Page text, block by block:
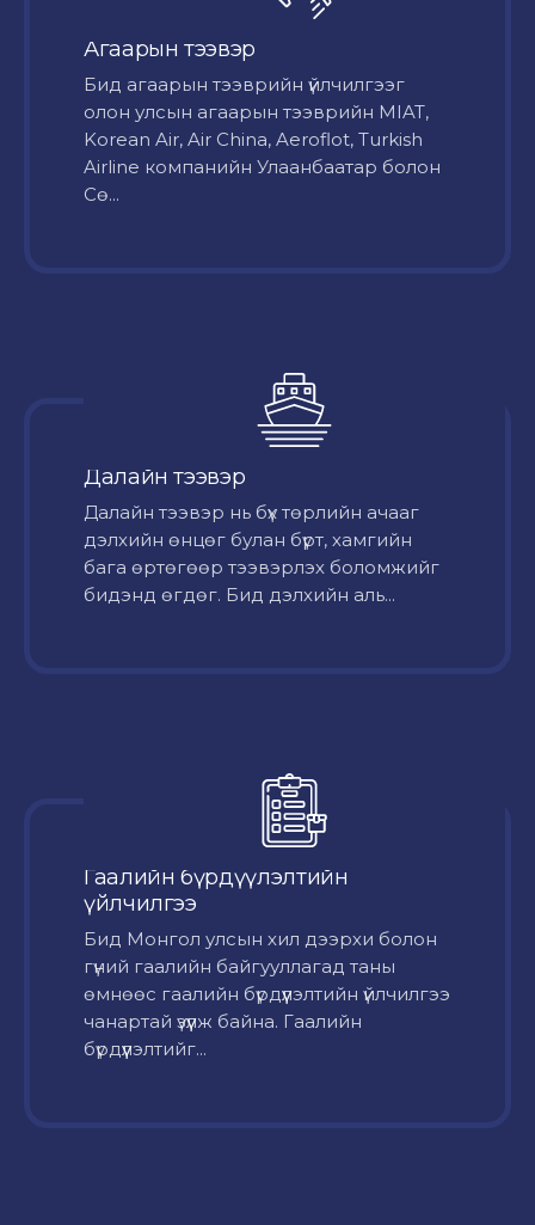
Агаарын тээвэр
Бид агаарын тээврийн үйлчилгээг
олон улсын агаарын тээврийн MIAT,
Korean Air, Air China, Aeroflot, Turkish
Airline компанийн Улаанбаатар болон
Сө...
Далайн тээвэр
Далайн тээвэр нь бүх төрлийн ачааг
дэлхийн өнцөг булан бүрт, хамгийн
бага өртөгөөр тээвэрлэх боломжийг
бидэнд өгдөг. Бид дэлхийн аль...
Гаалийн бүрдүүлэлтийн
үйлчилгээ
Бид Монгол улсын хил дээрхи болон
гүний гаалийн байгууллагад таны
өмнөөс гаалийн бүрдүүлэлтийн үйлчилгээ
чанартай үзүүлж байна. Гаалийн
бүрдүүлэлтийг...